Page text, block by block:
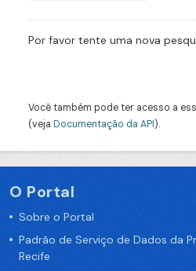
Por favor tente uma nova
Você também pode ter acesso a
(veja Documentação da API).
O Portal
Sobre o Portal
Padrão de Serviço de Dados da
Recife